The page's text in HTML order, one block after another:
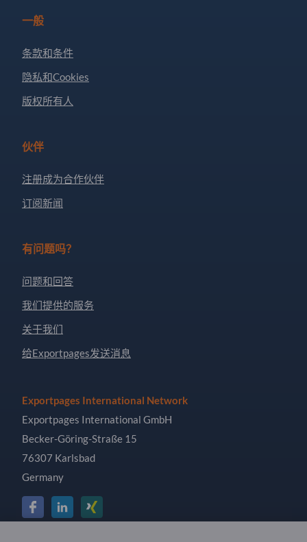
一般
条款和条件
隐私和Cookies
版权所有人
伙伴
注册成为合作伙伴
订阅新闻
有问题吗？
问题和回答
我们提供的服务
关于我们
给Exportpages发送消息
Exportpages International Network
Exportpages International GmbH
Becker-Göring-Straße 15
76307 Karlsbad
Germany